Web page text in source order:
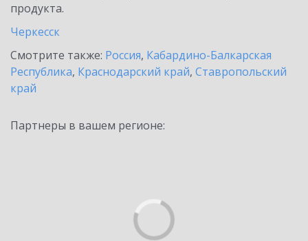
продукта.
Черкесск
Смотрите также: Россия, Кабардино-Балкарская
Республика, Краснодарский край, Ставропольский
край
Партнеры в вашем регионе: